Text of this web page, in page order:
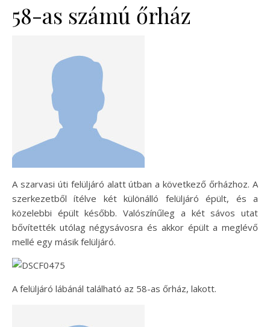
58-as számú őrház
A szarvasi úti felüljáró alatt útban a következő őrházhoz. A
szerkezetből ítélve két különálló felüljáró épült, és a
közelebbi épült később. Valószínűleg a két sávos utat
bővítették utólag négysávosra és akkor épült a meglévő
mellé egy másik felüljáró.
A felüljáró lábánál található az 58-as őrház, lakott.